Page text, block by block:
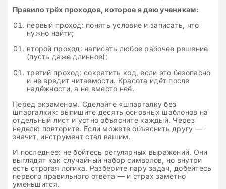
Правило трёх проходов, которое я даю ученикам:
первый проход: понять условие и записать, что
нужно найти;
второй проход: написать любое рабочее решение
(пусть даже длинное);
третий проход: сократить код, если это безопасно
и не вредит читаемости. Красота идёт после
надёжности, а не вместо неё.
Перед экзаменом. Сделайте «шпаргалку без
шпаргалки»: выпишите десять основных шаблонов на
отдельный лист и устно объясните каждый. Через
неделю повторите. Если можете объяснить другу —
значит, инструмент стал вашим.
И последнее: не бойтесь регулярных выражений. Они
выглядят как случайный набор символов, но внутри
есть строгая логика. Разберите пару задач, добейтесь
первого правильного ответа — и страх заметно
уменьшится.